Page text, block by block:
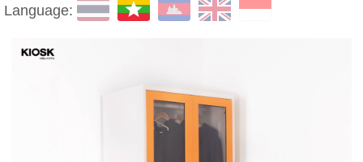
Language: